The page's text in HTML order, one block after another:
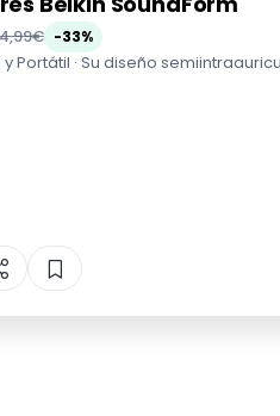
-33%
y Portátil · Su diseño